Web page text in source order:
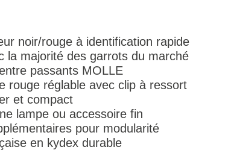
noir/rouge à identification rapide
la majorité des garrots du marché
passants MOLLE
rouge réglable avec clip à ressort
et compact
lampe ou accessoire fin
pour modularité
en kydex durable